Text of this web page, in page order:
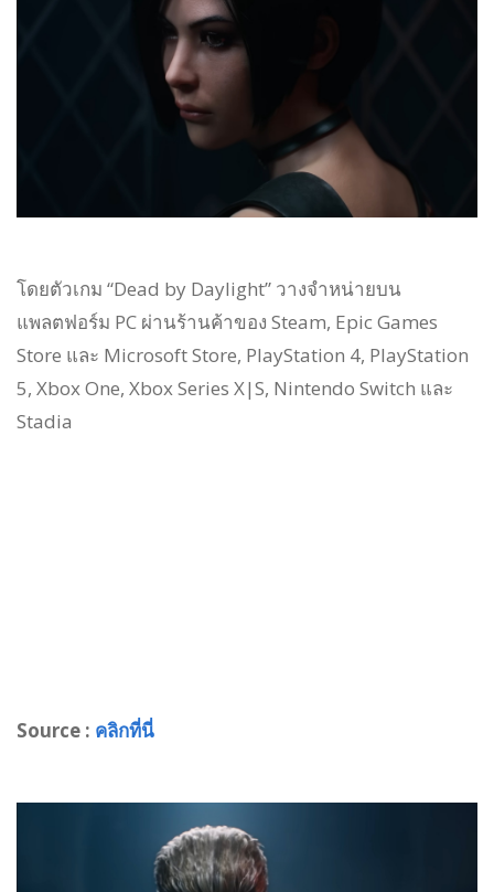
โดยตัวเกม “Dead by Daylight” วางจำหน่ายบน
แพลตฟอร์ม PC ผ่านร้านค้าของ Steam, Epic Games
Store และ Microsoft Store, PlayStation 4, PlayStation
5, Xbox One, Xbox Series X|S, Nintendo Switch และ
Stadia
Source : คลิกที่นี่